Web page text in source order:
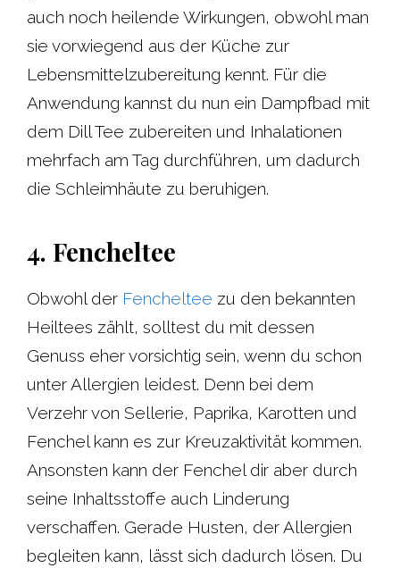
auch noch heilende Wirkungen, obwohl man
sie vorwiegend aus der Küche zur
Lebensmittelzubereitung kennt. Für die
Anwendung kannst du nun ein Dampfbad mit
dem Dill Tee zubereiten und Inhalationen
mehrfach am Tag durchführen, um dadurch
die Schleimhäute zu beruhigen.
4. Fencheltee
Obwohl der Fencheltee zu den bekannten
Heiltees zählt, solltest du mit dessen
Genuss eher vorsichtig sein, wenn du schon
unter Allergien leidest. Denn bei dem
Verzehr von Sellerie, Paprika, Karotten und
Fenchel kann es zur Kreuzaktivität kommen.
Ansonsten kann der Fenchel dir aber durch
seine Inhaltsstoffe auch Linderung
verschaffen. Gerade Husten, der Allergien
begleiten kann, lässt sich dadurch lösen. Du